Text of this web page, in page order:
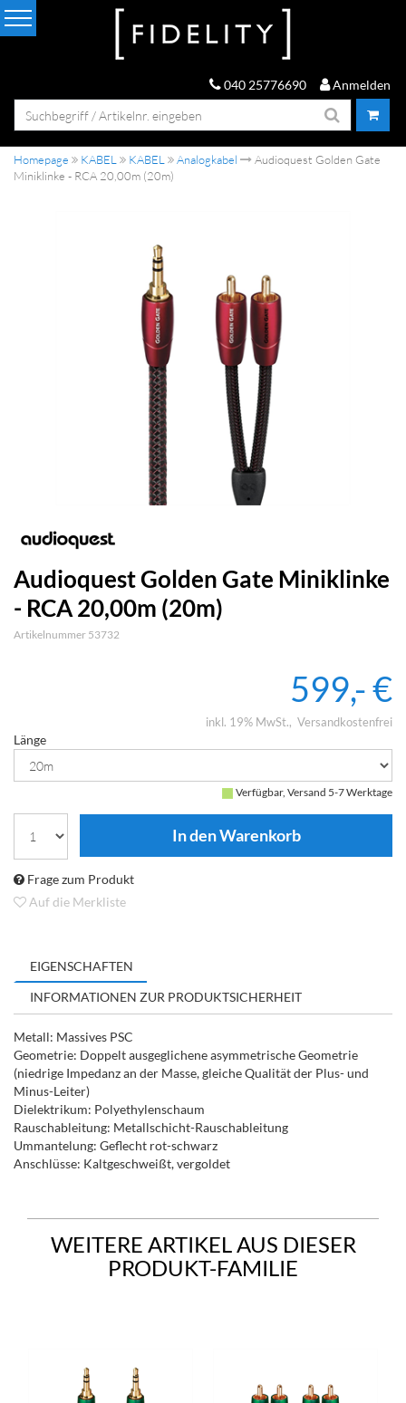
040 25776690 Anmelden
Homepage KABEL KABEL Analogkabel
Audioquest Golden Gate
Miniklinke - RCA 20,00m (20m)
Audioquest Golden Gate Miniklinke
- RCA 20,00m (20m)
Artikelnummer 53732
599,- €
inkl. 19% MwSt. Versandkostenfrei
Länge
Verfügbar, Versand 5-7 Werktage
Frage zum Produkt
Auf die Merkliste
EIGENSCHAFTEN
INFORMATIONEN ZUR PRODUKTSICHERHEIT
Metall: Massives PSC
Geometrie: Doppelt ausgeglichene asymmetrische Geometrie
(niedrige Impedanz an der Masse, gleiche Qualität der Plus- und
Minus-Leiter)
Dielektrikum: Polyethylenschaum
Rauschableitung: Metallschicht-Rauschableitung
Ummantelung: Geflecht rot-schwarz
Anschlüsse: Kaltgeschweißt, vergoldet
WEITERE ARTIKEL AUS DIESER
PRODUKT-FAMILIE